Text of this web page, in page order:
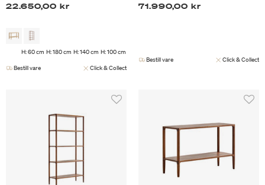
22.650,00 kr
H: 60 cm H: 180 cm H: 140 cm H: 100 cm
Bestill vare
Click & Collect
71.990,00 kr
Bestill vare Click & Collect